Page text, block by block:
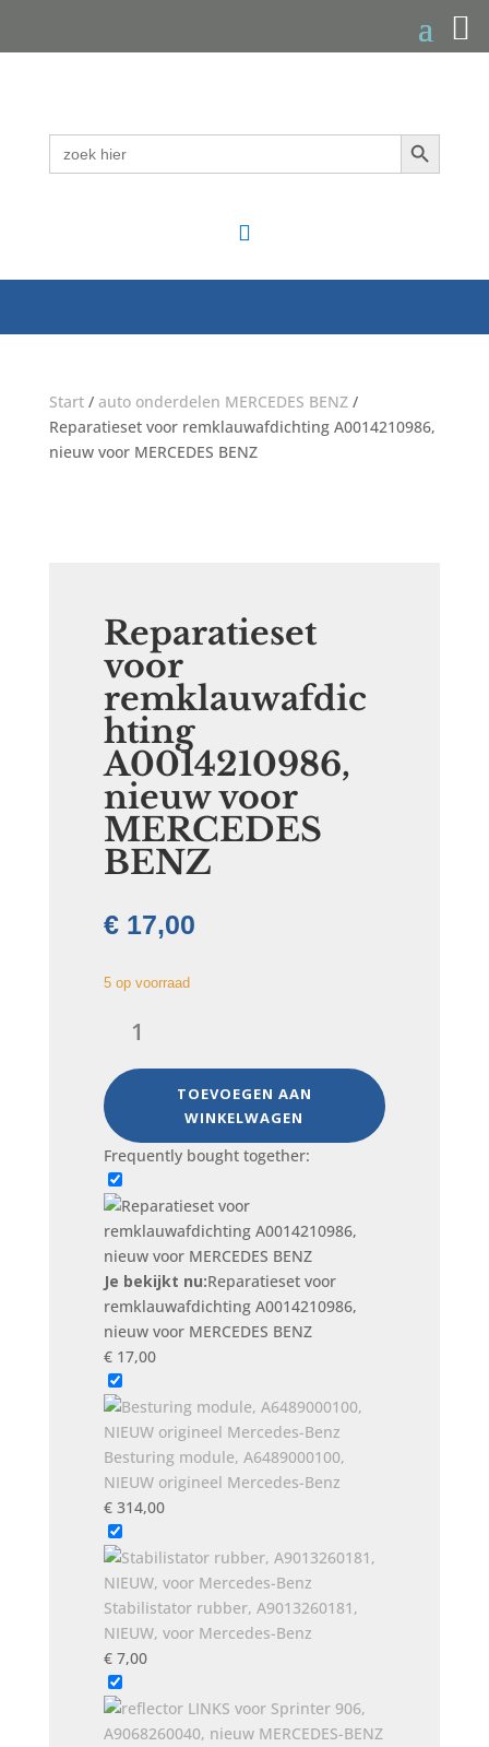
Zoek
naar:
Zoekknop

Start/ auto onderdelen MERCEDES BENZ/
Reparatieset voor remklauwafdichting A0014210986,
nieuw voor MERCEDES BENZ
Reparatieset
voor
remklauwafdic
hting
A0014210986,
nieuw voor
MERCEDES
BENZ
€17,00
5 op voorraad
voor
A0014210986,
nieuw
voor
MERCEDES
BENZ
aantal
TOEVOEGEN AAN
WINKELWAGEN
Frequently bought together:
Je bekijkt nu:Reparatieset voor
remklauwafdichting A0014210986,
nieuw voor MERCEDES BENZ
€17,00
Besturing module, A6489000100,
NIEUW origineel Mercedes-Benz
€314,00
Stabilistator rubber, A9013260181,
NIEUW, voor Mercedes-Benz
€7,00